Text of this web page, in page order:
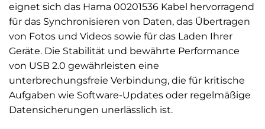
eignet sich das Hama 00201536 Kabel hervorragend
für das Synchronisieren von Daten, das Übertragen
von Fotos und Videos sowie für das Laden Ihrer
Geräte. Die Stabilität und bewährte Performance
von USB 2.0 gewährleisten eine
unterbrechungsfreie Verbindung, die für kritische
Aufgaben wie Software-Updates oder regelmäßige
Datensicherungen unerlässlich ist.